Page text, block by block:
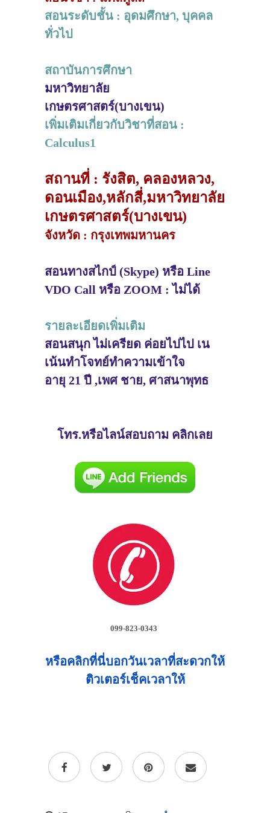
สอนระดับชั้น : อุดมศึกษา, บุคคล
ทั่วไป
สถาบันการศึกษา
มหาวิทยาลัย
เกษตรศาสตร์(บางเขน)
เพิ่มเติมเกี่ยวกับวิชาที่สอน :
Calculus1
สถานที่ : รังสิต, คลองหลวง,
ดอนเมือง,หลักสี่,มหาวิทยาลัย
เกษตรศาสตร์(บางเขน)
จังหวัด : กรุงเทพมหานคร
สอนทางสไกป์ (Skype) หรือ Line
VDO Call หรือ ZOOM : ไม่ได้
รายละเอียดเพิ่มเติม
สอนสนุก ไม่เครียด ค่อยไปไป เน
เน้นทำโจทย์ทำความเข้าใจ
อายุ 21 ปี ,เพศ ชาย, ศาสนาพุทธ
โทร.หรือไลน์สอบถาม คลิกเลย
099-823-0343
หรือคลิกที่นี่บอกวันเวลาที่สะดวกให้
ติวเตอร์เช็คเวลาให้